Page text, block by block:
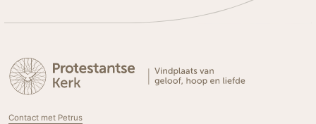
Contact met Petrus